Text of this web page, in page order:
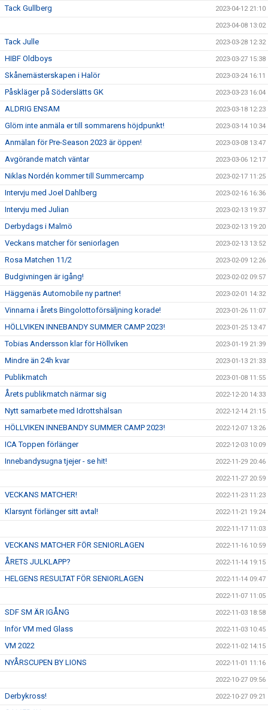
Tack Gullberg 2023-04-12 21:10
2023-04-08 13:02
Tack Julle 2023-03-28 12:32
HIBF Oldboys 2023-03-27 15:38
Skånemästerskapen i Halör 2023-03-24 16:11
Påskläger på Söderslätts GK 2023-03-23 16:04
ALDRIG ENSAM 2023-03-18 12:23
Glöm inte anmäla er till sommarens höjdpunkt! 2023-03-14 10:34
Anmälan för Pre-Season 2023 är öppen! 2023-03-08 13:47
Avgörande match väntar 2023-03-06 12:17
Niklas Nordén kommer till Summercamp 2023-02-17 11:25
Intervju med Joel Dahlberg 2023-02-16 16:36
Intervju med Julian 2023-02-13 19:37
Derbydags i Malmö 2023-02-13 19:20
Veckans matcher för seniorlagen 2023-02-13 13:52
Rosa Matchen 11/2 2023-02-09 12:26
Budgivningen är igång! 2023-02-02 09:57
Häggenäs Automobile ny partner! 2023-02-01 14:32
Vinnarna i årets Bingolottoförsäljning korade! 2023-01-26 11:07
HÖLLVIKEN INNEBANDY SUMMER CAMP 2023! 2023-01-25 13:47
Tobias Andersson klar för Höllviken 2023-01-19 21:39
Mindre än 24h kvar 2023-01-13 21:33
Publikmatch 2023-01-08 11:55
Årets publikmatch närmar sig 2022-12-20 14:33
Nytt samarbete med Idrottshälsan 2022-12-14 21:15
HÖLLVIKEN INNEBANDY SUMMER CAMP 2023! 2022-12-07 13:26
ICA Toppen förlänger 2022-12-03 10:09
Innebandysugna tjejer - se hit! 2022-11-29 20:46
2022-11-27 20:59
VECKANS MATCHER! 2022-11-23 11:23
Klarsynt förlänger sitt avtal! 2022-11-21 19:24
2022-11-17 11:03
VECKANS MATCHER FÖR SENIORLAGEN 2022-11-16 10:59
ÅRETS JULKLAPP? 2022-11-14 19:15
HELGENS RESULTAT FÖR SENIORLAGEN 2022-11-14 09:47
2022-11-07 11:05
SDF SM ÄR IGÅNG 2022-11-03 18:58
Inför VM med Glass 2022-11-03 10:45
VM 2022 2022-11-02 14:15
NYÅRSCUPEN BY LIONS 2022-11-01 11:16
2022-10-27 09:56
Derbykross! 2022-10-27 09:21